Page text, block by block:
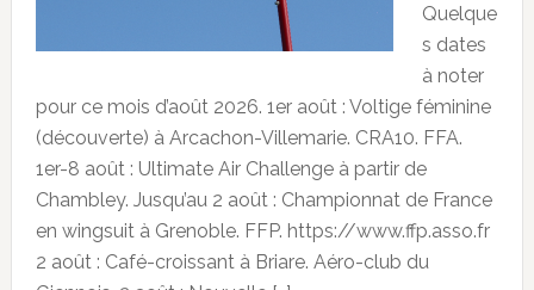
Quelque
s dates
à noter
pour ce mois d’août 2026. 1er août : Voltige féminine
(découverte) à Arcachon-Villemarie. CRA10. FFA.
1er-8 août : Ultimate Air Challenge à partir de
Chambley. Jusqu’au 2 août : Championnat de France
en wingsuit à Grenoble. FFP. https://www.ffp.asso.fr
2 août : Café-croissant à Briare. Aéro-club du